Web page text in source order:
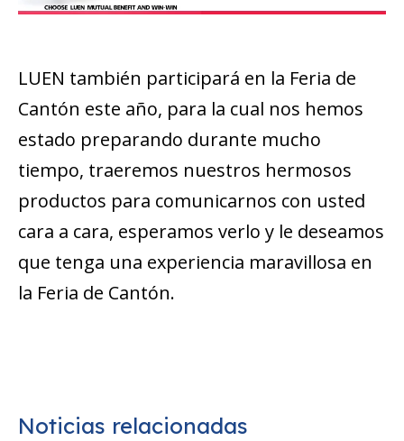
LUEN también participará en la Feria de
Cantón este año, para la cual nos hemos
estado preparando durante mucho
tiempo, traeremos nuestros hermosos
productos para comunicarnos con usted
cara a cara, esperamos verlo y le deseamos
que tenga una experiencia maravillosa en
la Feria de Cantón.
Noticias relacionadas